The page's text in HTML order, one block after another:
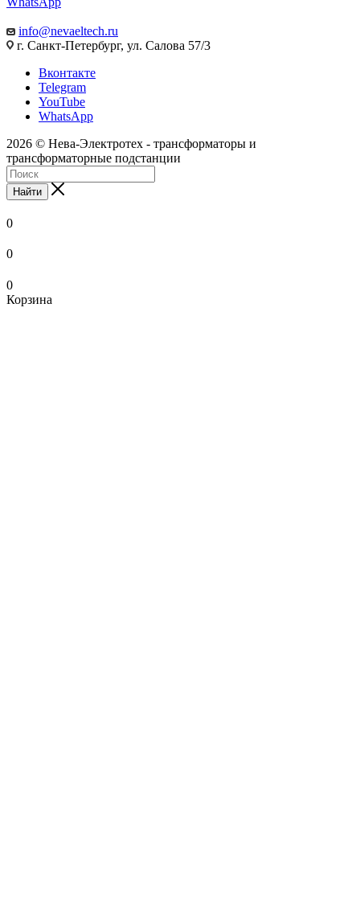
info@nevaeltech.ru
г. Санкт-Петербург, ул. Салова 57/3
Вконтакте
Telegram
YouTube
WhatsApp
2026 © Нева-Электротех - трансформаторы и
трансформаторные подстанции
Найти
0
0
0
Корзина